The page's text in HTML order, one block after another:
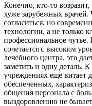
Конечно, кто-то
хуже зарубежных
согласиться, но
технологии, а не только
профессиональное чутье.
сочетается с высоким
лечебного центра, это
заметить и одну деталь.
учреждениях еще витает
обеспеченных,
общения персонала с
выздоровлению не